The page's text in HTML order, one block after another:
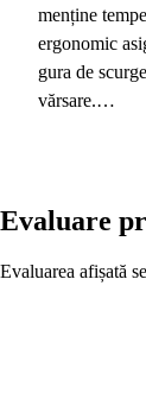
menține
ergonomic
gura de
vărsare.
materiale
Evaluare
Evaluarea afișată